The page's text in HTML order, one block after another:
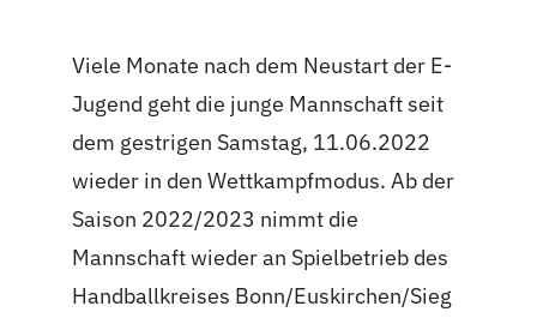
Viele Monate nach dem Neustart der E-
Jugend geht die junge Mannschaft seit
dem gestrigen Samstag, 11.06.2022
wieder in den Wettkampfmodus. Ab der
Saison 2022/2023 nimmt die
Mannschaft wieder an Spielbetrieb des
Handballkreises Bonn/Euskirchen/Sieg